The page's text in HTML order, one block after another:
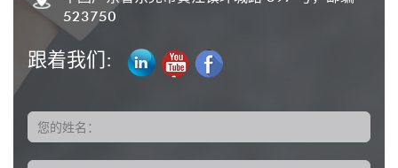
523750
跟着我们:
您的姓名：